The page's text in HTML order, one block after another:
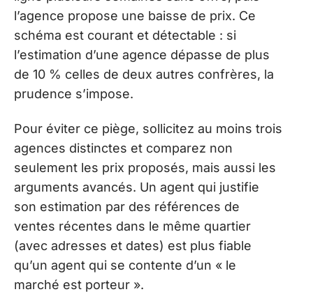
l’agence propose une baisse de prix. Ce
schéma est courant et détectable : si
l’estimation d’une agence dépasse de plus
de 10 % celles de deux autres confrères, la
prudence s’impose.
Pour éviter ce piège, sollicitez au moins trois
agences distinctes et comparez non
seulement les prix proposés, mais aussi les
arguments avancés. Un agent qui justifie
son estimation par des références de
ventes récentes dans le même quartier
(avec adresses et dates) est plus fiable
qu’un agent qui se contente d’un « le
marché est porteur ».